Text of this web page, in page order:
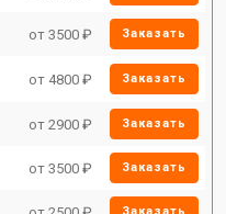
от 3500 ₽ Заказать
от 4800 ₽ Заказать
от 2900 ₽ Заказать
от 3500 ₽ Заказать